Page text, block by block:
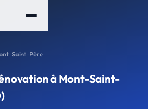
Saint-Père
à Mont-Saint-